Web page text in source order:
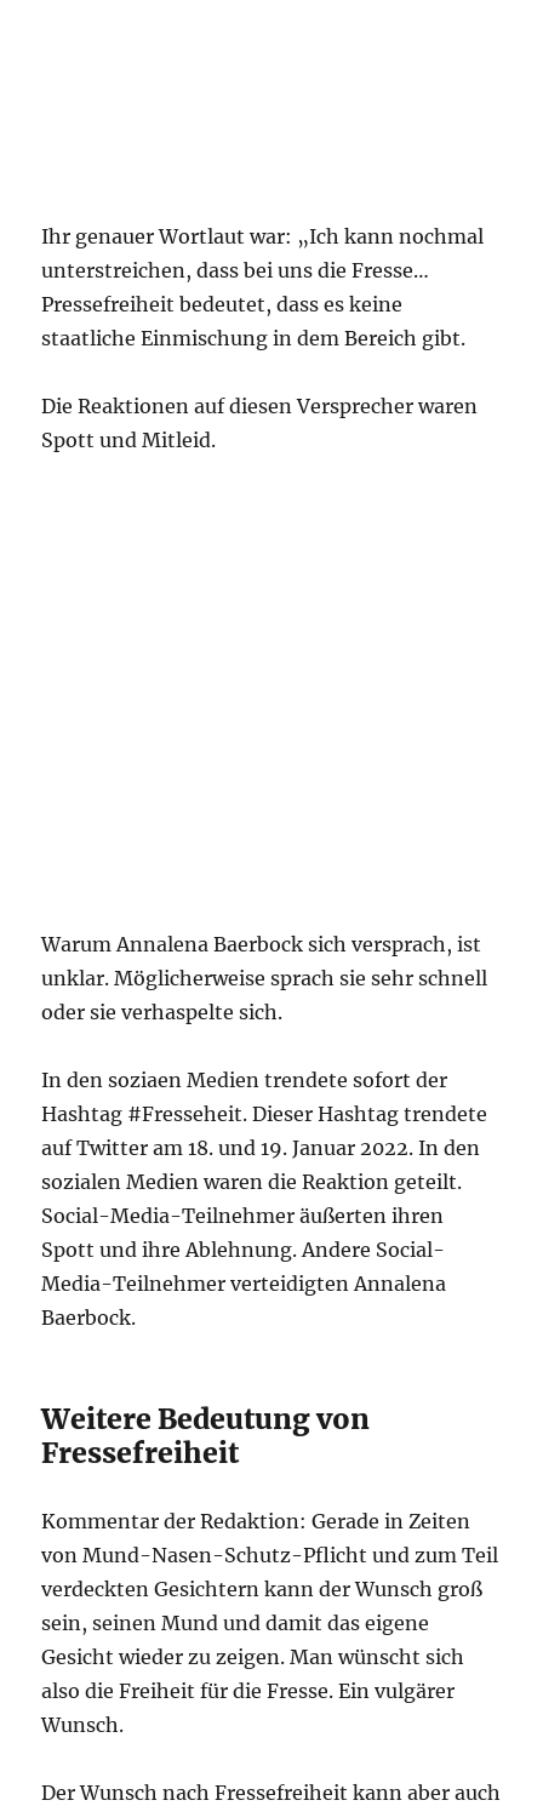
Ihr genauer Wortlaut war: „Ich kann nochmal
unterstreichen, dass bei uns die Fresse…
Pressefreiheit bedeutet, dass es keine
staatliche Einmischung in dem Bereich gibt.
Die Reaktionen auf diesen Versprecher waren
Spott und Mitleid.
Warum Annalena Baerbock sich versprach, ist
unklar. Möglicherweise sprach sie sehr schnell
oder sie verhaspelte sich.
In den soziaen Medien trendete sofort der
Hashtag #Fresseheit. Dieser Hashtag trendete
auf Twitter am 18. und 19. Januar 2022. In den
sozialen Medien waren die Reaktion geteilt.
Social-Media-Teilnehmer äußerten ihren
Spott und ihre Ablehnung. Andere Social-
Media-Teilnehmer verteidigten Annalena
Baerbock.
Weitere Bedeutung von
Fressefreiheit
Kommentar der Redaktion: Gerade in Zeiten
von Mund-Nasen-Schutz-Pflicht und zum Teil
verdeckten Gesichtern kann der Wunsch groß
sein, seinen Mund und damit das eigene
Gesicht wieder zu zeigen. Man wünscht sich
also die Freiheit für die Fresse. Ein vulgärer
Wunsch.
Der Wunsch nach Fressefreiheit kann aber auch